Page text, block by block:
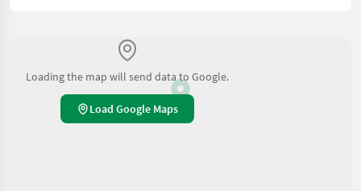
Loading the map will send data to Google.
Load Google Maps